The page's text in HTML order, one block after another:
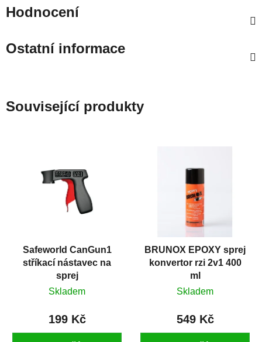
Hodnocení
Ostatní informace
Související produkty
Safeworld CanGun1
stříkací nástavec na
sprej
Skladem
199 Kč
BRUNOX EPOXY sprej
konvertor rzi 2v1 400
ml
Skladem
549 Kč